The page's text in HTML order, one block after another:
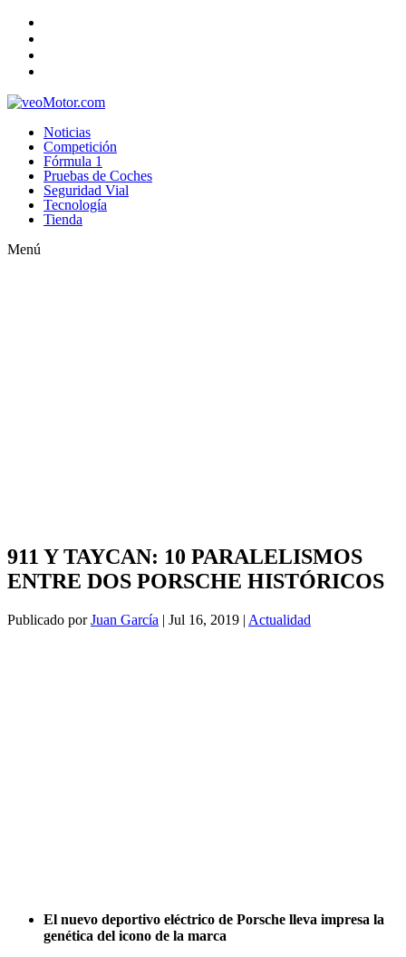
Noticias
Competición
Fórmula 1
Pruebas de Coches
Seguridad Vial
Tecnología
Tienda
Menú
911 Y TAYCAN: 10 PARALELISMOS
ENTRE DOS PORSCHE HISTÓRICOS
Publicado porJuan García | Jul 16, 2019 | Actualidad
El nuevo deportivo eléctrico de Porsche lleva impresa la
genética del icono de la marca